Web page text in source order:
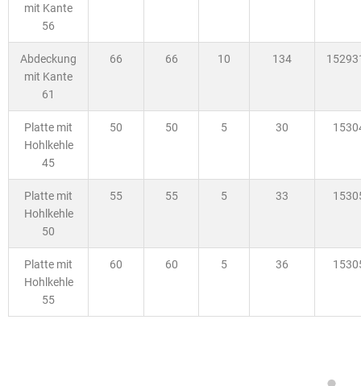
mit Kante
56
Abdeckung
mit Kante
61
66 66 10 134
Platte mit
Hohlkehle
45
50 50 5 30
Platte mit
Hohlkehle
50
55 55 5 33
Platte mit
Hohlkehle
55
60 60 5 36